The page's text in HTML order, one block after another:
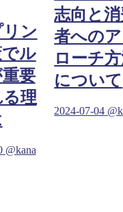
ン
ル
要
る理
@kana
志向と
者への
ローチ
について
2024-07-04